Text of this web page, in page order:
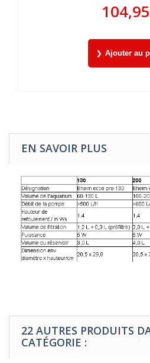
Ajouter au
EN SAVOIR PLUS
22 AUTRES PRODUITS
CATÉGORIE :